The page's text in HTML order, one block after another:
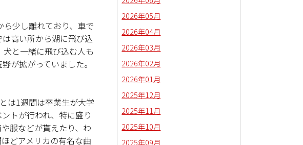
少し離れており、車で
高い所から湖に飛び込
と一緒に飛び込む人も
が拡がっていました。
は1週間は卒業生が大学
トが行われ、特に盛り
服などが貰えたり、わ
どアメリカの有名な曲
2026年05月
2026年04月
2026年03月
2026年02月
2026年01月
2025年12月
2025年11月
2025年10月
2025年09月